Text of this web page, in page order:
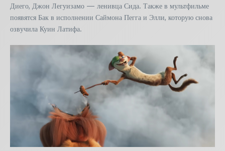
Диего, Джон Легуизамо — ленивца Сида. Также в мультфильме
появятся Бак в исполнении Саймона Пегга и Элли, которую снова
озвучила Куин Латифа.